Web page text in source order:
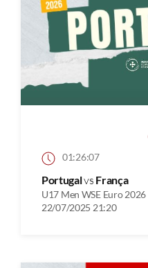
01:26:07
Portugalvs França
U17 Men WSE Euro 2026
22/07/2025 21:20